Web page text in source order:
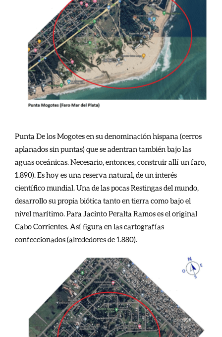
Punta De los Mogotes en su denominación hispana (cerros
aplanados sin puntas) que se adentran también bajo las
aguas oceánicas. Necesario, entonces, construir allí un faro,
1.890). Es hoy es una reserva natural, de un interés
científico mundial. Una de las pocas Restingas del mundo,
desarrollo su propia biótica tanto en tierra como bajo el
nivel marítimo. Para Jacinto Peralta Ramos es el original
Cabo Corrientes. Así figura en las cartografías
confeccionados (alrededores de 1.880).